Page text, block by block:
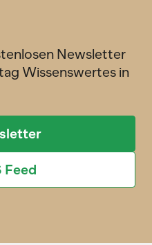
Newsletter
Wissenswertes in
Feed